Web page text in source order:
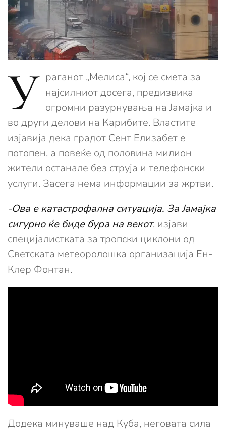
У раганот „Мелиса“, кој се смета за
најсилниот досега, предизвика
огромни разурнувања на Јамајка и
во други делови на Карибите. Властите
изјавија дека градот Сент Елизабет е
потопен, а повеќе од половина милион
жители останале без струја и телефонски
услуги. Засега нема информации за жртви.
-Ова е катастрофална ситуација. За Јамајка
сигурно ќе биде бура на векот, изјави
специјалистката за тропски циклони од
Светската метеоролошка организација Ен-
Клер Фонтан.
Додека минуваше над Куба, неговата сила